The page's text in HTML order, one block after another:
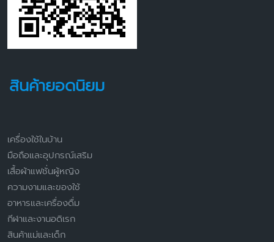
สินค้ายอดนิยม
เครื่องใช้ในบ้าน
มือถือและอุปกรณ์เสริม
เสื้อผ้าแฟชั่นผู้หญิง
ความงามและของใช้
อาหารและเครื่องดื่ม
กีฬาและงานอดิเรก
สินค้าแม่และเด็ก